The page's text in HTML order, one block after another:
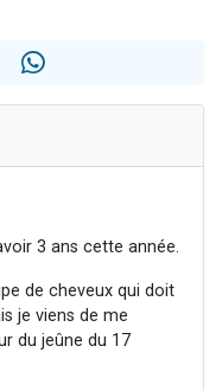
un don pour Sauvez la jambe de Yohan
dans Torah-Box Music
29 personnes viennent de demander une bénédiction
3 ans cette année.
de cheveux qui doit
je viens de me
du jeûne du 17